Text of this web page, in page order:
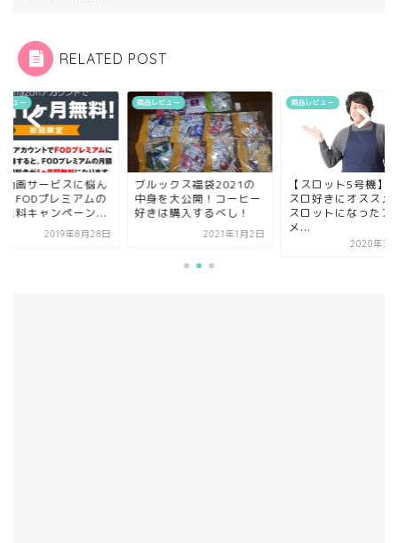
RELATED POST
ビュー
動画サービスに悩ん
！FODプレミアムの
無料キャンペーン...
2019年8月28日
商品レビュー
ブルックス福袋2021の
中身を大公開！コーヒー
好きは購入するべし！
2021年1月2日
商品レビュー
【スロット5号機】
スロ好きにオススメ
スロットになったア
メ...
2020年3